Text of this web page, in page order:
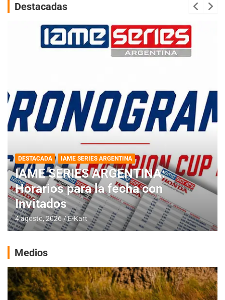
Destacadas
DESTACADA IAME SERIES ARGENTINA
IAME SERIES ARGENTINA:
Horarios para la fecha con
Invitados
4 agosto, 2026 E-Kart
Medios